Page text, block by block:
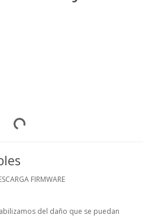
FIRMWARE
del daño que se puedan